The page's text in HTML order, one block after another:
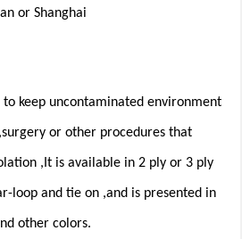
or Shanghai
to keep uncontaminated environment
or other procedures that
,It is available in 2 ply or 3 ply
loop and tie on ,and is presented in
other colors.